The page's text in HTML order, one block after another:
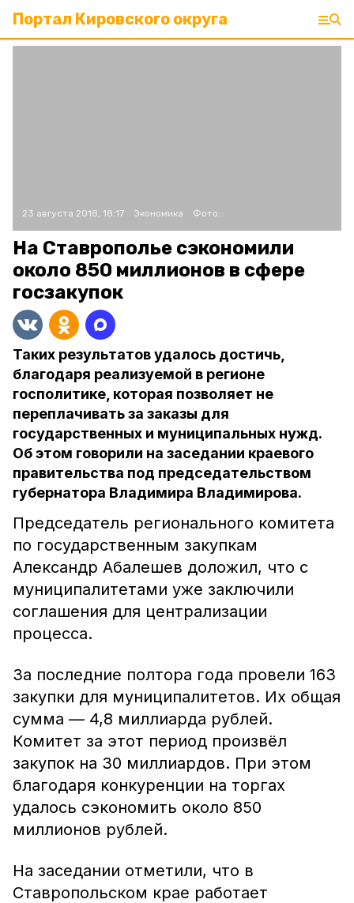
Портал Кировского округа
23 августа 2018, 18:17 Экономика Фото:
На Ставрополье сэкономили
около 850 миллионов в сфере
госзакупок
Таких результатов удалось достичь,
благодаря реализуемой в регионе
госполитике, которая позволяет не
переплачивать за заказы для
государственных и муниципальных нужд.
Об этом говорили на заседании краевого
правительства под председательством
губернатора Владимира Владимирова.
Председатель регионального комитета
по государственным закупкам
Александр Абалешев доложил, что с
муниципалитетами уже заключили
соглашения для централизации
процесса.
За последние полтора года провели 163
закупки для муниципалитетов. Их общая
сумма — 4,8 миллиарда рублей.
Комитет за этот период произвёл
закупок на 30 миллиардов. При этом
благодаря конкуренции на торгах
удалось сэкономить около 850
миллионов рублей.
На заседании отметили, что в
Ставропольском крае работает